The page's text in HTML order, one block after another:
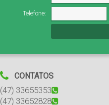
Telefone:
CONTATOS
(47) 33655353
(47) 33652828